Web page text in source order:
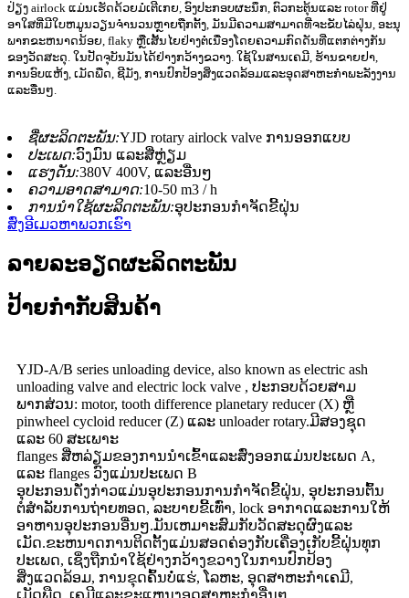
ປ່ຽງ airlock ແມ່ນເຮັດດ້ວຍມໍເຕີເກຍ, ອົງປະກອບຜະນຶກ, ຕົວກະຕຸ້ນແລະ rotor ທີ່ຢູ່
ອາໃສທີ່ມີໃບຫມູນວຽນຈໍານວນຫຼາຍຖືກຕັ້ງ, ມັນມີຄວາມສາມາດທີ່ຈະຂັບໄລ່ຝຸ່ນ, ອະນຸ
ພາກຂະຫນາດນ້ອຍ, flaky ຫຼືເສັ້ນໄຍຢ່າງຕໍ່ເນື່ອງໂດຍຄວາມກົດດັນທີ່ແຕກຕ່າງກັນ
ຂອງວັດສະດຸ. ໃນປັດຈຸບັນມັນໄດ້ຢ່າງກວ້າງຂວາງ. ໃຊ້ໃນສານເຄມີ, ຮ້ານຂາຍຢາ,
ການອົບແຫ້ງ, ເມັດພືດ, ຊີມັງ, ການປົກປ້ອງສິ່ງແວດລ້ອມແລະອຸດສາຫະກໍາພະລັງງານ
ແລະອື່ນໆ.
ຊື່​ຜະ​ລິດ​ຕະ​ພັນ:YJD rotary airlock valve ການອອກແບບ
ປະເພດ:ວົງມົນ ແລະສີ່ຫຼ່ຽມ
ແຮງດັນ:380V 400V, ແລະອື່ນໆ
ຄວາມອາດສາມາດ:10-50 m3 / h
ການນໍາໃຊ້ຜະລິດຕະພັນ:ອຸປະກອນກໍາຈັດຂີ້ຝຸ່ນ
ສົ່ງອີເມວຫາພວກເຮົາ
ລາຍລະອຽດຜະລິດຕະພັນ
ປ້າຍກຳກັບສິນຄ້າ
YJD-A/B series unloading device, also known as electric ash
unloading valve and electric lock valve , ປະກອບດ້ວຍສາມ
ພາກສ່ວນ: motor, tooth difference planetary reducer (X) ຫຼື
pinwheel cycloid reducer (Z) ແລະ unloader rotary.ມີສອງຊຸດ
ແລະ 60 ສະເພາະ
flanges ສີ່ຫລ່ຽມຂອງການນໍາເຂົ້າແລະສົ່ງອອກແມ່ນປະເພດ A,
ແລະ flanges ວົງແມ່ນປະເພດ B
ອຸປະກອນດັ່ງກ່າວແມ່ນອຸປະກອນການກໍາຈັດຂີ້ຝຸ່ນ, ອຸປະກອນຕົ້ນ
ຕໍສໍາລັບການຖ່າຍທອດ, ລະບາຍຂີ້ເທົ່າ, lock ອາກາດແລະການໃຫ້
ອາຫານອຸປະກອນອື່ນໆ.ມັນເຫມາະສົມກັບວັດສະດຸຜົງແລະ
ເມັດ.ຂະຫນາດການຕິດຕັ້ງແມ່ນສອດຄ່ອງກັບເຄື່ອງເກັບຂີ້ຝຸ່ນທຸກ
ປະເພດ, ເຊິ່ງຖືກນໍາໃຊ້ຢ່າງກວ້າງຂວາງໃນການປົກປ້ອງ
ສິ່ງແວດລ້ອມ, ການຂຸດຄົ້ນບໍ່ແຮ່, ໂລຫະ, ອຸດສາຫະກໍາເຄມີ,